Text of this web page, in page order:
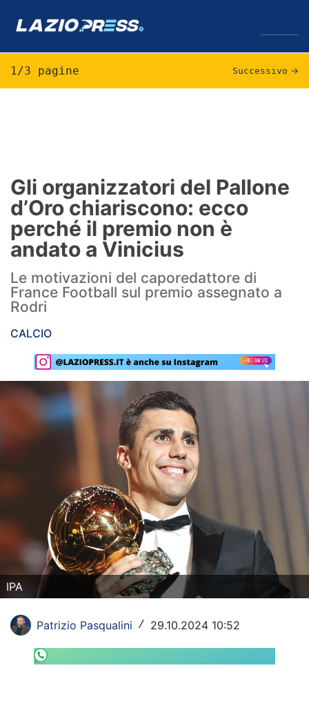
Formello
Infortuni
Primavera
Calciomercato
Lazio Women
Rassegna Lazio
Social
Calcio
Serie A
Champions League
Europa League
Altri Sport
Formula 1
Tennis
Vela
SHOP LAZIO
Contatti
1/3 pagine Successivo →
Gli organizzatori del Pallone
d’Oro chiariscono: ecco
perché il premio non è
andato a Vinicius
Le motivazioni del caporedattore di
France Football sul premio assegnato a
Rodri
CALCIO
IPA
Patrizio Pasqualini / 29.10.2024 10:52